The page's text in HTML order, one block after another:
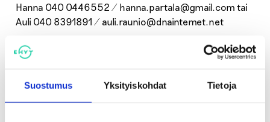
Suostumus Yksityiskohdat Tietoja
Hanna 040 0446552 / hanna.partala@gmail.com tai
Auli 040 8391891 / auli.raunio@dnaintemet.net
Tilaisuuden järjestää Terveys ry:n Raision alueyhdistys
ry.